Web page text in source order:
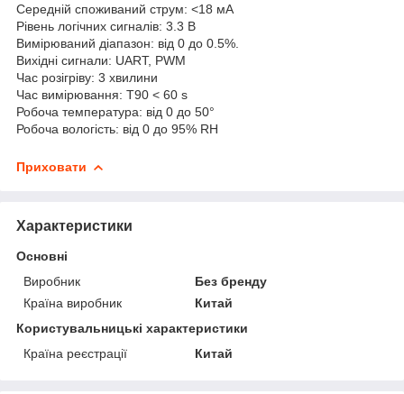
Середній споживаний струм: <18 мА
Рівень логічних сигналів: 3.3 В
Вимірюваний діапазон: від 0 до 0.5%.
Вихідні сигнали: UART, PWM
Час розігріву: 3 хвилини
Час вимірювання: T90 < 60 s
Робоча температура: від 0 до 50°
Робоча вологість: від 0 до 95% RH
Приховати
Характеристики
Основні
Виробник
Без бренду
Країна виробник
Китай
Користувальницькі характеристики
Країна реєстрації
Китай